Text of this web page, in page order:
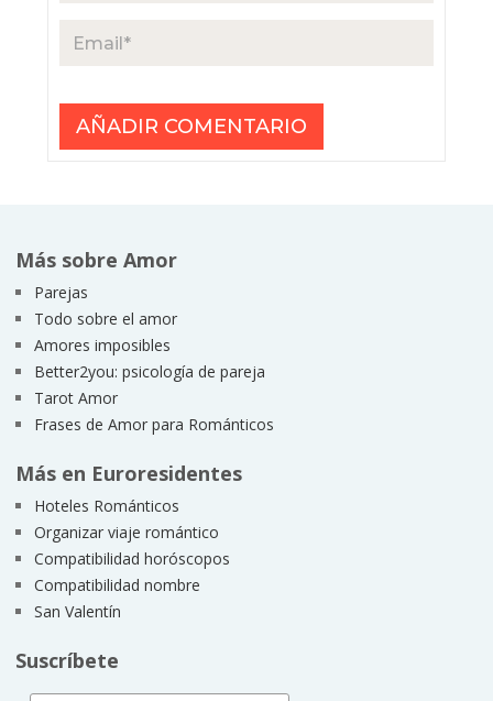
Más sobre Amor
Parejas
Todo sobre el amor
Amores imposibles
Better2you: psicología de pareja
Tarot Amor
Frases de Amor para Románticos
Más en Euroresidentes
Hoteles Románticos
Organizar viaje romántico
Compatibilidad horóscopos
Compatibilidad nombre
San Valentín
Suscríbete